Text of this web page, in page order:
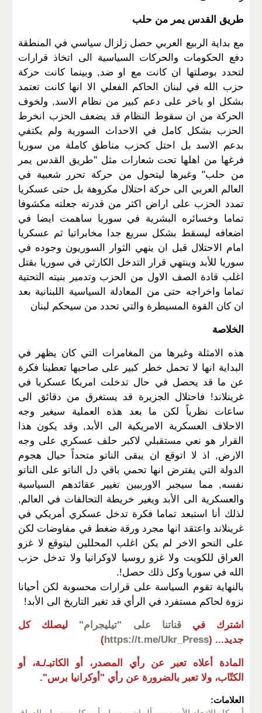
طريق القدس يمر من حلب
مع بداية الربيع العربي حصل زلزال سياسي في المنطقة
دفع الحكومات والحركات السياسية الى اتخاذ قرارات
لتحدد بوصلتها ان كانت مع او ضد, وبينما كانت حركة
حزب الله في لبنان الحاكم الفعلي الا انها كانت تعتمد
بشكل او باخر على دعم كبير من نظام الاسد, ولخوف
الحركة من ان سقوط النظام قد يضعف الحزب انخرط
الحزب بشكل كامل في الاحداث السورية ولم يكتفي
بدعم الاسد بل احتل كحزب مناطق كاملة من سوريا
فرغها من اهلها تحت شعارات مثل "طريق القدس يمر
من حلب" وغيرها ليتحول من حركة تحرر شعبية في
العالم العربي الى حركة احتلال مكروهة بل حتى عسكريا
تمدد الحزب على اراض اكثر من قدرته جعلته مكشوفا
تماما وخسائره البشرية في سوريا ساهمت ايضا في
اضعافه ليسقط بشكل سريع جدا مخابراتيا ثم عسكريا
امام الاحتلال قبل ان ينهي الثوار السوريون وجوده في
سوريا للأبد وينتهي قرار التدخل الكارثي في سوريا بقتل
اغلب قادة الصف الاول من الحزب وتدمير بنيته التحتية
تماما واخراجه حتى من المعادلة السياسية اللبنانية بعد
ان كان القوة المسيطرة والتي تحدد من سيحكم لبنان
الخلاصة
هذه الامثلة وغيرها من المغامرات التي كان يظهر في
البداية انها لا تحمل خطر كبير على صاحبها تعطينا فكرة
عن ما قد يحصل في حال تدخلت امريكا عسكريا في
غرينلاند! فاحتلال الجزيرة قد يستغرق من دقائق الى
ساعات نظرياً لكن ما بعد هذه العملية سيغير وجه
الاحلاف العسكرية الامريكية الى الأبد, وقد يكون هذا
القرار هو نعي مستقبلي لاكبر حلف عسكري على وجه
الارض, اذ لا اتوقع ان يبقى الناتو متحداً حيال هجوم
الدولة التي يفترض انها تحمي باقي دل الناتو على الناتو
نفسه, مما سيجبر الاوربيين تغيير عقائدهم السياسية
والعسكرية الى الأبد ويغير خريطة التحالفات في العالم,
لذلك أنا استبعد تماما فكرة تدخل عسكري أمريكي في
غرينلاند واعتقد انها مجرد ورقة ضغط في مفاوضات لكن
على النحو الاخر لم يكن اغلب المحللين ليتوقع لا غزو
العراق للكويت ولا غزو روسيا لاوكرانيا ولا تدخل حزب
الله في سوريا وكل ذلك حصل!.
بالنهاية تقوم السياسة على قرارات محسوبة لكن أحيانا
نزوة لحاكم مستفرد في الرأي قد تغير التاريخ الى الأبد!
اشترك في قناتنا على "تيليجرام"
ليصلك كل
جديد... (
https://t.me/Ukr_Press
)
المادة أعلاه تعبر عن رأي المصدر، أو الكاتبـ/ـة، أو
الكتّاب، ولا تعبر بالضرورة عن رأي "أوكرانيا برس".
العلامات: